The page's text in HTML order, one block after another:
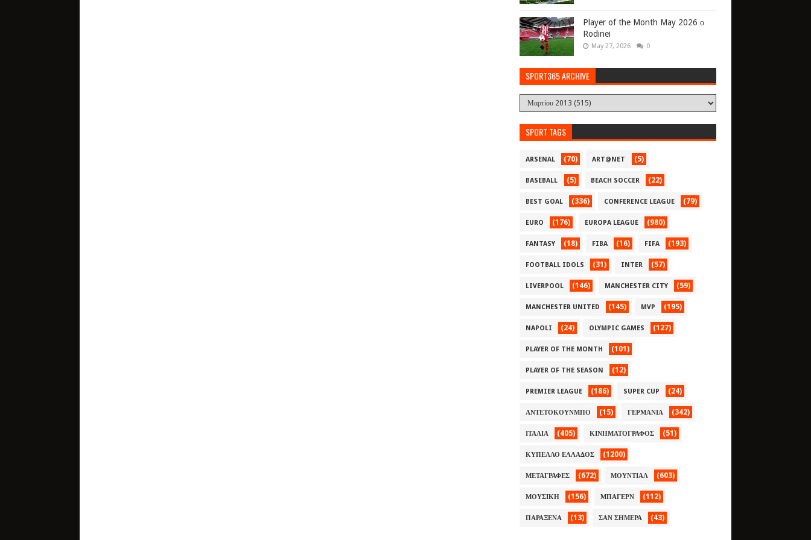
Player of the Month May 2026 ο
Rodinei
May 27, 2026 0
SPORT365 ARCHIVE
SPORT TAGS
ARSENAL (70) ART@NET (5)
BASEBALL (5) BEACH SOCCER (22)
BEST GOAL (336) CONFERENCE LEAGUE (79)
EURO (176) EUROPA LEAGUE (980)
FANTASY (18) FIBA (16) FIFA (193)
FOOTBALL IDOLS (31) INTER (57)
LIVERPOOL (146) MANCHESTER CITY (59)
MANCHESTER UNITED (145) MVP (195)
NAPOLI (24) OLYMPIC GAMES (127)
PLAYER OF THE MONTH (101)
PLAYER OF THE SEASON (12)
PREMIER LEAGUE (186) SUPER CUP (24)
ΑΝΤΕΤΟΚΟΥΝΜΠΟ (15) ΓΕΡΜΑΝΙΑ (342)
ΙΤΑΛΙΑ (405) ΚΙΝΗΜΑΤΟΓΡΑΦΟΣ (51)
ΚΥΠΕΛΛΟ ΕΛΛΑΔΟΣ (1200)
ΜΕΤΑΓΡΑΦΕΣ (672) ΜΟΥΝΤΙΑΛ (603)
ΜΟΥΣΙΚΗ (156) ΜΠΑΓΕΡΝ (112)
ΠΑΡΑΞΕΝΑ (13) ΣΑΝ ΣΗΜΕΡΑ (43)